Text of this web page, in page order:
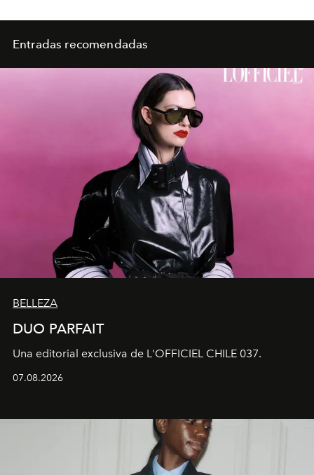
Entradas recomendadas
BELLEZA
DUO PARFAIT
Una editorial exclusiva de L'OFFICIEL CHILE 037.
07.08.2026